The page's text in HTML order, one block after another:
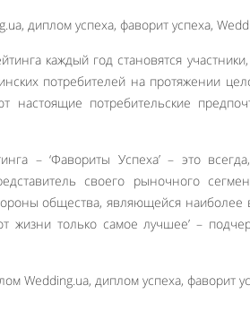
каждый год становятся
потребителей на протяжении
настоящие потребительские
– ‘Фавориты Успеха’ – это
своего рыночного
общества, являющейся наиболее
жизни только самое лучшее’ –